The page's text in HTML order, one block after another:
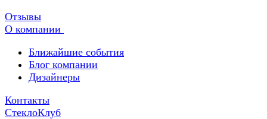
Отзывы
О компании
Ближайшие события
Блог компании
Дизайнеры
Контакты
СтеклоКлуб